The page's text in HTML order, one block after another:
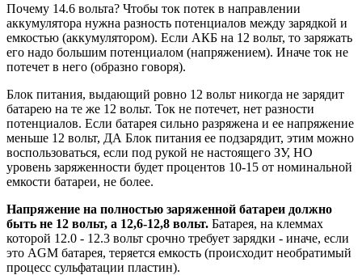
Почему 14.6 вольта? Чтобы ток потек в направлении
аккумулятора нужна разность потенциалов между зарядкой и
емкостью (аккумулятором). Если АКБ на 12 вольт, то заряжать
его надо большим потенциалом (напряжением). Иначе ток не
потечет в него (образно говоря).
Блок питания, выдающий ровно 12 вольт никогда не зарядит
батарею на те же 12 вольт. Ток не потечет, нет разности
потенциалов. Если батарея сильно разряжена и ее напряжение
меньше 12 вольт, ДА Блок питания ее подзарядит, этим можно
воспользоваться, если под рукой не настоящего ЗУ, НО
уровень заряженности будет процентов 10-15 от номинальной
емкости батареи, не более.
Напряжение на полностью заряженной батареи должно
быть не 12 вольт, а 12,6-12,8 вольт. Батарея, на клеммах
которой 12.0 - 12.3 вольт срочно требует зарядки - иначе, если
это AGM батарея, теряется емкость (происходит необратимый
процесс сульфатации пластин).